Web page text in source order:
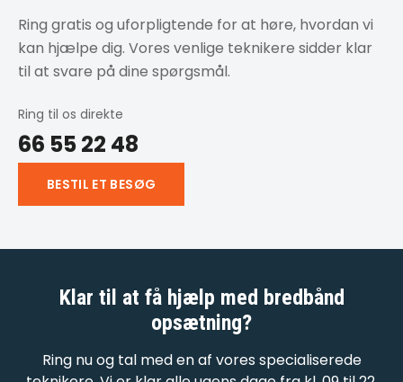
Ring gratis og uforpligtende for at høre, hvordan vi
kan hjælpe dig. Vores venlige teknikere sidder klar
til at svare på dine spørgsmål.
Ring til os direkte
66 55 22 48
BESTIL ET BESØG
Klar til at få hjælp med bredbånd
opsætning?
Ring nu og tal med en af vores specialiserede